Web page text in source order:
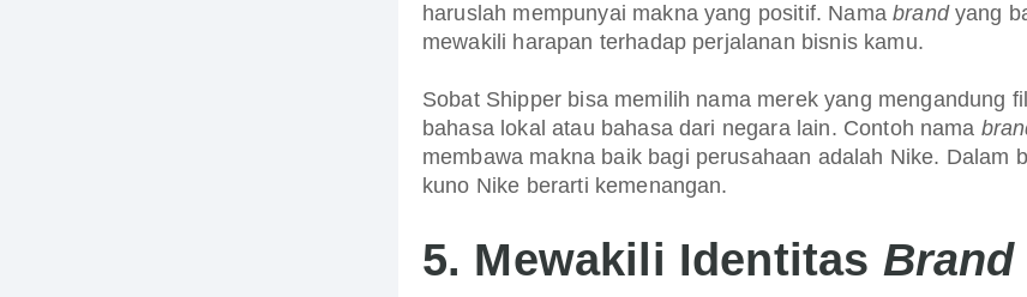
haruslah mempunyai makna yang positif. Namabrandyang
mewakili harapan terhadap perjalanan bisnis kamu.
Sobat Shipper bisa memilih nama merek yang mengandung
bahasa lokal atau bahasa dari negara lain. Contoh nama
membawa makna baik bagi perusahaan adalah Nike. Dalam
kuno Nike berarti kemenangan.
5. Mewakili Identitas Brand